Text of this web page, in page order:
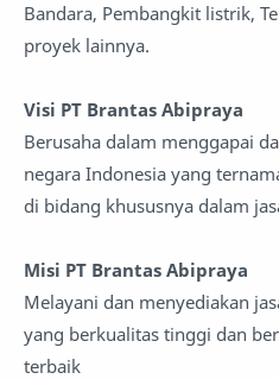
Bandara, Pembangkit listrik,
proyek lainnya.
Visi PT Brantas Abipraya
Berusaha dalam menggapai
negara Indonesia yang
di bidang khususnya dalam
Misi PT Brantas Abipraya
Melayani dan menyediakan
yang berkualitas tinggi dan
terbaik